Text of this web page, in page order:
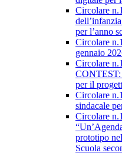
Circolare
per l’anno
Circolare
gennaio
Circolare
CONTEST:
per il
Circolare
sindacale
Circolare
prototipo
Scuola